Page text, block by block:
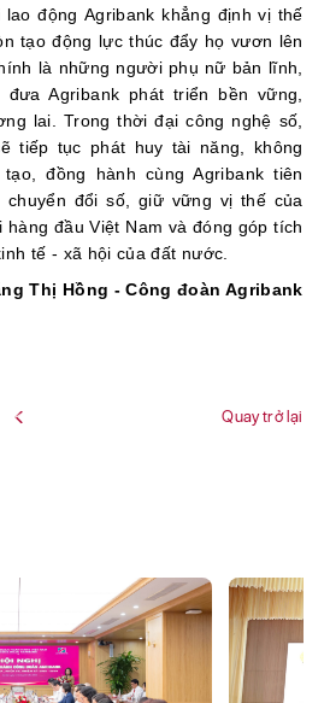
động Agribank khẳng định vị thế
tạo động lực thúc đẩy họ vươn lên
là những người phụ nữ bản lĩnh,
Agribank phát triển bền vững,
lai. Trong thời đại công nghệ số,
tiếp tục phát huy tài năng, không
tạo, đồng hành cùng Agribank tiên
chuyển đổi số, giữ vững vị thế của
đầu Việt Nam và đóng góp tích
tế - xã hội của đất nước.
Thị Hồng - Công đoàn Agribank
Quay trở lại